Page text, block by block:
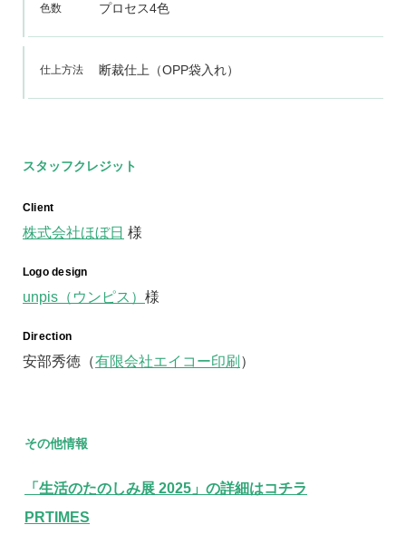
色数 プロセス4色
仕上方法 断裁仕上（OPP袋入れ）
スタッフクレジット
Client
株式会社ほぼ日 様
Logo design
unpis（ウンピス） 様
Direction
安部秀徳（有限会社エイコー印刷 ）
その他情報
「生活のたのしみ展 2025」の詳細はコチラ
PRTIMES